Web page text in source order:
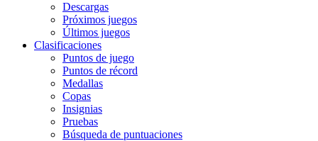
Descargas
Próximos juegos
Últimos juegos
Clasificaciones
Puntos de juego
Puntos de récord
Medallas
Copas
Insignias
Pruebas
Búsqueda de puntuaciones